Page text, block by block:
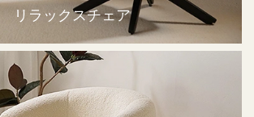
リラックスチェア